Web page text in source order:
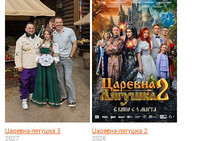
Царевна-лягушка 3
2027
Царевна-лягушка 2
2026